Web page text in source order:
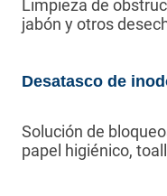
Limpieza de
jabón y otros
Desatasco de
Solución de
papel higiénico,